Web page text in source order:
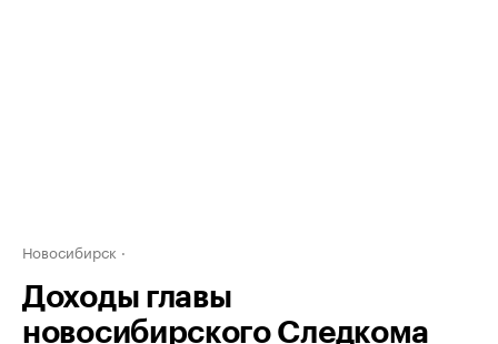
Новосибирск
Доходы главы
новосибирского Следкома